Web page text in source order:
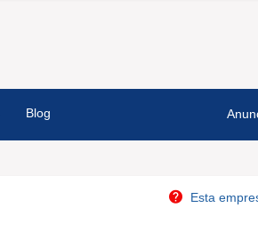
Blog
Esta